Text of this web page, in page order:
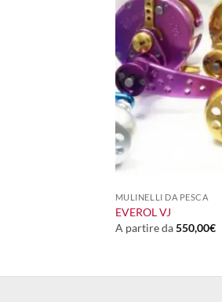
MULINELLI DA PESCA
EVEROL VJ
A partire da550,00€